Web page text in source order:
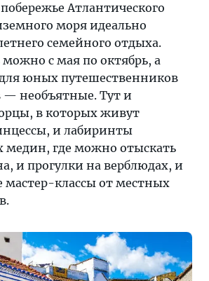
Атлантического
моря идеально
семейного отдыха.
можно с мая по октябрь, а
юных путешественников
— необъятные. Тут и
в которых живут
и лабиринты
медин, где можно отыскать
и прогулки на верблюдах, и
классы от местных